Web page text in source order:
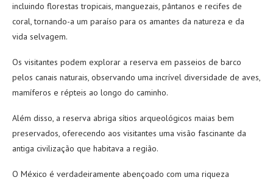
incluindo florestas tropicais, manguezais, pântanos e recifes de
coral, tornando-a um paraíso para os amantes da natureza e da
vida selvagem.
Os visitantes podem explorar a reserva em passeios de barco
pelos canais naturais, observando uma incrível diversidade de aves,
mamíferos e répteis ao longo do caminho.
Além disso, a reserva abriga sítios arqueológicos maias bem
preservados, oferecendo aos visitantes uma visão fascinante da
antiga civilização que habitava a região.
O México é verdadeiramente abençoado com uma riqueza